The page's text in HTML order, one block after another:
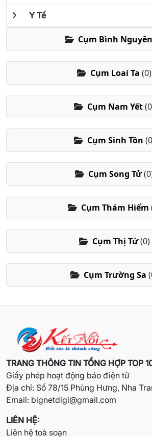
Y Tế
Cụm Bình Nguyên
Cụm Loai Ta (0)
Cụm Nam Yết
Cụm Sinh Tồn
Cụm Song Tử
Cụm Thám Hiểm
Cụm Thị Tứ(0)
Cụm Trường Sa
TRANG THÔNG TIN TỔNG HỢP TOP
Giấy phép hoạt động báo điện tử
Địa chỉ: Số 78/15 Phùng Hưng, Nha
Email: bignetdigi@gmail.com
LIÊN HỆ:
Liên hệ toà soạn